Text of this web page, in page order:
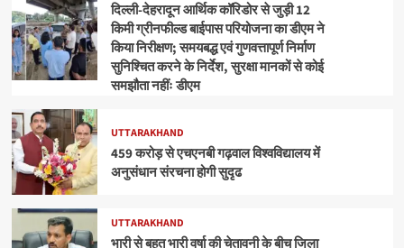
दिल्ली-देहरादून आर्थिक कॉरिडोर से जुड़ी 12
किमी ग्रीनफील्ड बाईपास परियोजना का डीएम ने
किया निरीक्षण; समयबद्ध एवं गुणवत्तापूर्ण निर्माण
सुनिश्चित करने के निर्देश, सुरक्षा मानकों से कोई
समझौता नहींः डीएम
UTTARAKHAND
459 करोड़ से एचएनबी गढ़वाल विश्वविद्यालय में
अनुसंधान संरचना होगी सुदृढ
UTTARAKHAND
भारी से बहुत भारी वर्षा की चेतावनी के बीच जिला